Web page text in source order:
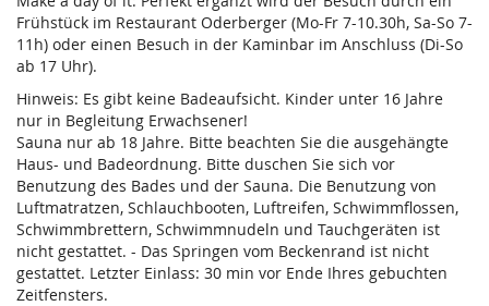
Frühstück im Restaurant Oderberger (Mo-Fr 7-10.30h, Sa-So 7-
11h) oder einen Besuch in der Kaminbar im Anschluss (Di-So
ab 17 Uhr).
Hinweis: Es gibt keine Badeaufsicht. Kinder unter 16 Jahre
nur in Begleitung Erwachsener!
Sauna nur ab 18 Jahre. Bitte beachten Sie die ausgehängte
Haus- und Badeordnung. Bitte duschen Sie sich vor
Benutzung des Bades und der Sauna. Die Benutzung von
Luftmatratzen, Schlauchbooten, Luftreifen, Schwimmflossen,
Schwimmbrettern, Schwimmnudeln und Tauchgeräten ist
nicht gestattet. - Das Springen vom Beckenrand ist nicht
gestattet. Letzter Einlass: 30 min vor Ende Ihres gebuchten
Zeitfensters.